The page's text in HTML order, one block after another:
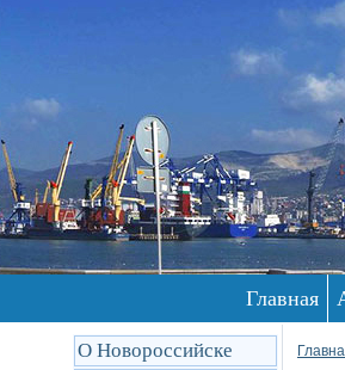
Главная
О Новороссийске